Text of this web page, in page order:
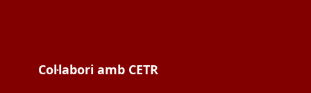
Col·labori amb CETR